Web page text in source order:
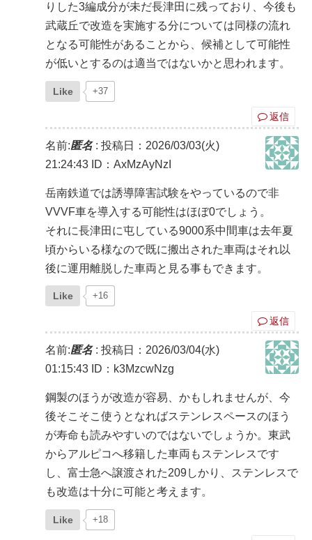
りした3編成分が未だ長津田に残っており、今後も
武蔵丘で改造を実施する分については同様の流れ
となる可能性があることから、候補として可能性
が低いとするのは適当ではないかと思われます。
Like +37
返信
名前:匿名: 投稿日：2026/03/03(火)
21:24:43 ID：AxMzAyNzI
岳南鉄道では誘導障害試験をやっているので非
VVVF車を導入する可能性はほぼ0でしょう。
それに長津田に屯している9000系中間車は去年夏
頃からいる様なので既に搬出された車両はそれ以
後に運用離脱した車両と見る事もできます。
Like +16
返信
名前:匿名: 投稿日：2026/03/04(水)
01:15:43 ID：k3MzcwNzg
鋼製のほうが改造が容易、かもしれませんが、今
後そこそこ使うとなればステンレスペースのほう
が寿命も読みやすいのではないでしょうか。東武
からアルピコへ移籍した車両もステンレスです
し、富士急へ譲渡された209しかり、ステンレスで
も改造は十分に可能と考えます。
Like +18